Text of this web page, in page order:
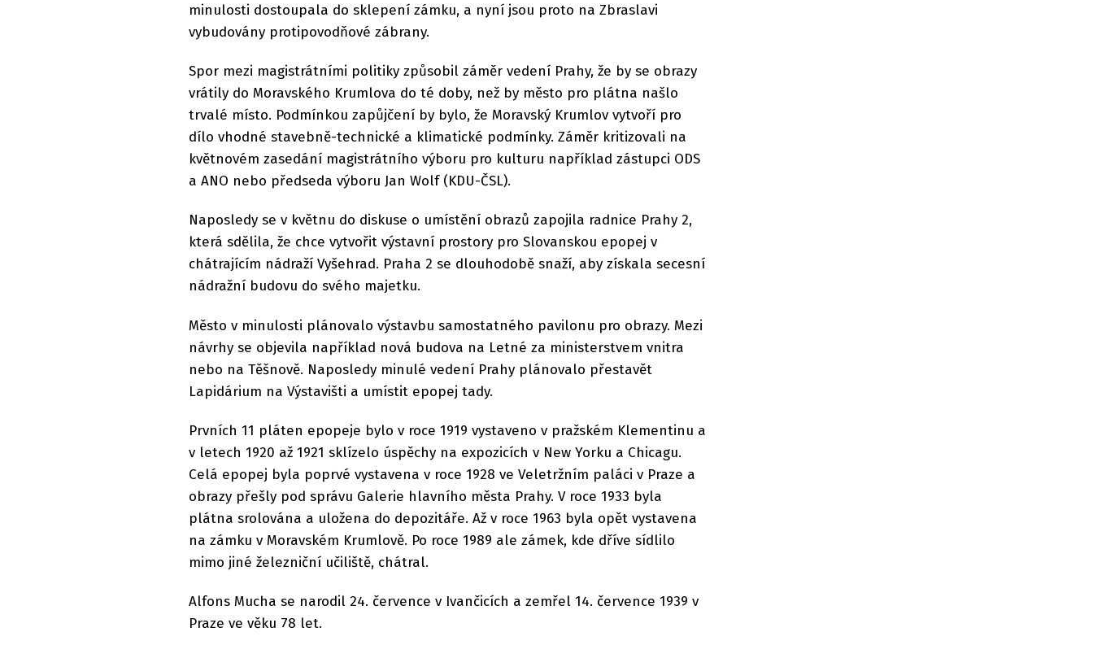
minulosti dostoupala do sklepení zámku, a nyní jsou proto na Zbraslavi
vybudovány protipovodňové zábrany.
Spor mezi magistrátními politiky způsobil záměr vedení Prahy, že by se obrazy
vrátily do Moravského Krumlova do té doby, než by město pro plátna našlo
trvalé místo. Podmínkou zapůjčení by bylo, že Moravský Krumlov vytvoří pro
dílo vhodné stavebně-technické a klimatické podmínky. Záměr kritizovali na
květnovém zasedání magistrátního výboru pro kulturu například zástupci ODS
a ANO nebo předseda výboru Jan Wolf (KDU-ČSL).
Naposledy se v květnu do diskuse o umístění obrazů zapojila radnice Prahy 2,
která sdělila, že chce vytvořit výstavní prostory pro Slovanskou epopej v
chátrajícím nádraží Vyšehrad. Praha 2 se dlouhodobě snaží, aby získala secesní
nádražní budovu do svého majetku.
Město v minulosti plánovalo výstavbu samostatného pavilonu pro obrazy. Mezi
návrhy se objevila například nová budova na Letné za ministerstvem vnitra
nebo na Těšnově. Naposledy minulé vedení Prahy plánovalo přestavět
Lapidárium na Výstavišti a umístit epopej tady.
Prvních 11 pláten epopeje bylo v roce 1919 vystaveno v pražském Klementinu a
v letech 1920 až 1921 sklízelo úspěchy na expozicích v New Yorku a Chicagu.
Celá epopej byla poprvé vystavena v roce 1928 ve Veletržním paláci v Praze a
obrazy přešly pod správu Galerie hlavního města Prahy. V roce 1933 byla
plátna srolována a uložena do depozitáře. Až v roce 1963 byla opět vystavena
na zámku v Moravském Krumlově. Po roce 1989 ale zámek, kde dříve sídlilo
mimo jiné železniční učiliště, chátral.
Alfons Mucha se narodil 24. července v Ivančicích a zemřel 14. července 1939 v
Praze ve věku 78 let.